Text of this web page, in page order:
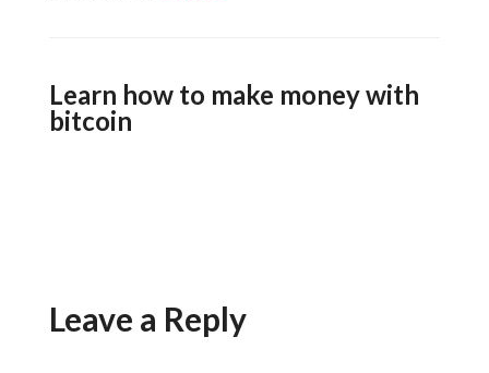
Learn how to make money with
bitcoin
Leave a Reply